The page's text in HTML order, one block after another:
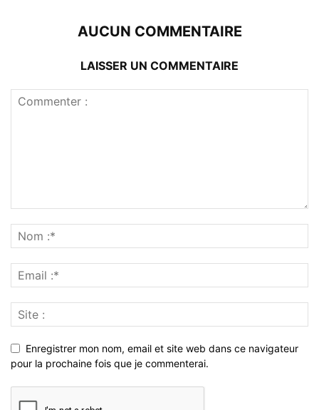
AUCUN COMMENTAIRE
LAISSER UN COMMENTAIRE
Enregistrer mon nom, email et site web dans ce navigateur
pour la prochaine fois que je commenterai.